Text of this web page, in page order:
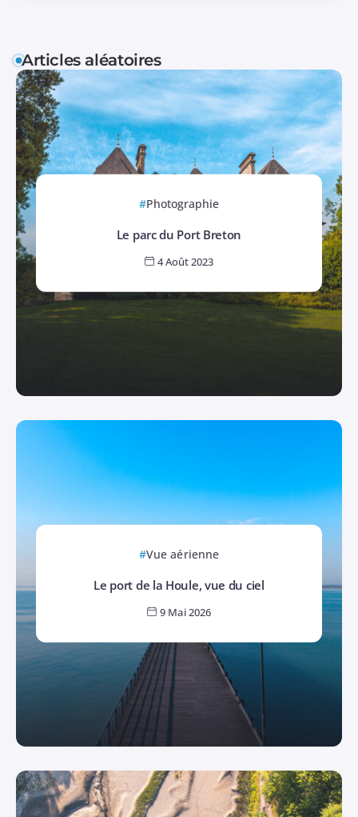
Articles aléatoires
Photographie
Le parc du Port Breton
4 Août 2023
Vue aérienne
Le port de la Houle, vue du ciel
9 Mai 2026